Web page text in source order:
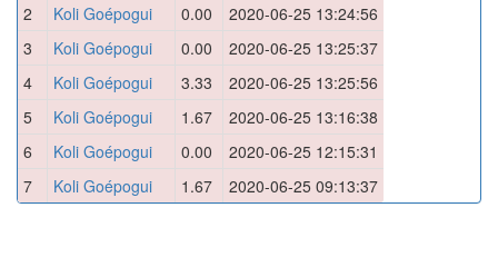
2
Koli Goépogui 0.00
2020-06-25 13:24:56
3
Koli Goépogui 0.00
2020-06-25 13:25:37
4
Koli Goépogui 3.33
2020-06-25 13:25:56
5
Koli Goépogui 1.67
2020-06-25 13:16:38
6
Koli Goépogui 0.00
2020-06-25 12:15:31
7
Koli Goépogui 1.67 2020-06-25 09:13:37